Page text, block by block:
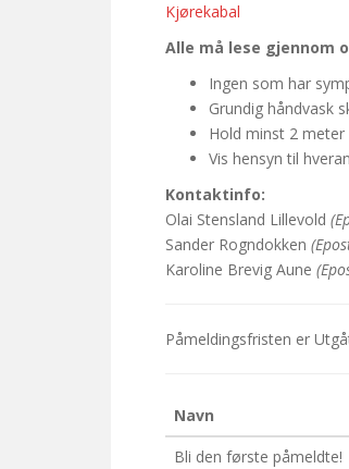
Kjørekabal
Alle må lese gjennom
Ingen som har
Grundig håndvask
Hold minst 2
Vis hensyn til
Kontaktinfo:
Olai Stensland Lillevold
Sander Rogndokken
Karoline Brevig Aune
Påmeldingsfristen er
Navn
Bli den første påmeldte!